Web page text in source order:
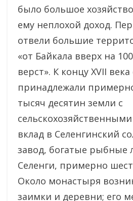
было большое
ему неплохой доход.
отвели большие
«от Байкала вверх на
верст». К концу XVII
принадлежали
тысяч десятин земли с
вклад в Селенгинский
завод, богатые рыбные
Селенги, примерно
Около монастыря
заимки и деревни; его